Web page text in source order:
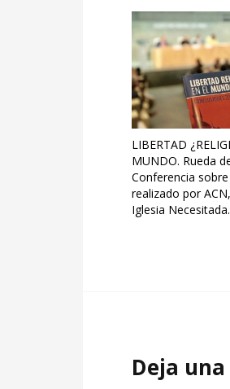
LIBERTAD
MUNDO. Rueda
Conferencia
realizado por
Iglesia
Deja